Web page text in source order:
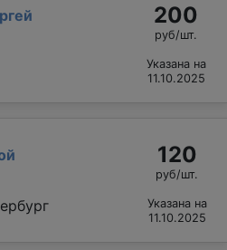
200
руб/шт.
Указана на
11.10.2025
120
руб/шт.
Указана на
11.10.2025